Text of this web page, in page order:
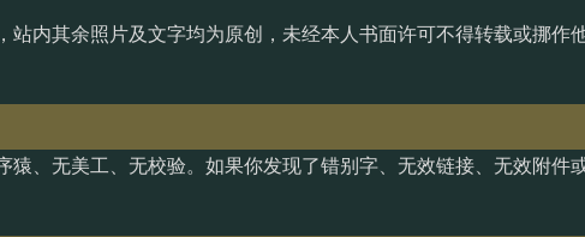
内其余照片及文字均为原创，未经本人书面许可不得转载或挪作
、无美工、无校验。如果你发现了错别字、无效链接、无效附件